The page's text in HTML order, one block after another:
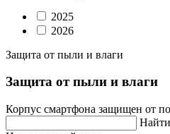
2025
2026
Защита от пыли и влаги
Защита от пыли и влаги
Корпус смартфона защищен от
Найти